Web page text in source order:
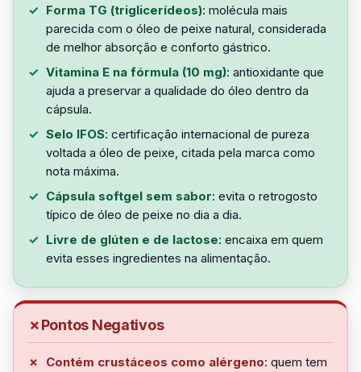
Forma TG (triglicerídeos): molécula mais
parecida com o óleo de peixe natural, considerada
de melhor absorção e conforto gástrico.
Vitamina E na fórmula (10 mg): antioxidante que
ajuda a preservar a qualidade do óleo dentro da
cápsula.
Selo IFOS: certificação internacional de pureza
voltada a óleo de peixe, citada pela marca como
nota máxima.
Cápsula softgel sem sabor: evita o retrogosto
típico de óleo de peixe no dia a dia.
Livre de glúten e de lactose: encaixa em quem
evita esses ingredientes na alimentação.
Pontos Negativos
Contém crustáceos como alérgeno: quem tem